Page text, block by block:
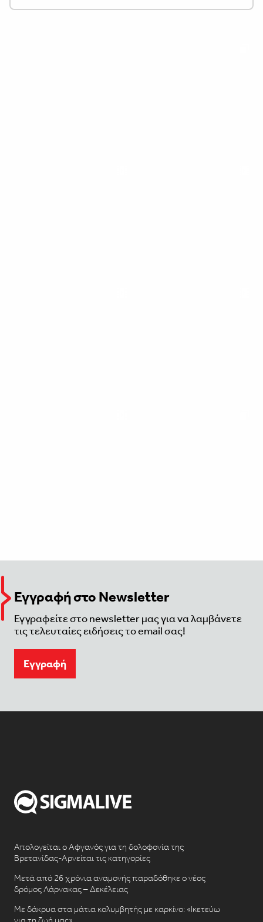
Εγγραφή στο Newsletter
Εγγραφείτε στο newsletter μας για να λαμβάνετε
τις τελευταίες ειδήσεις το email σας!
Eγγραφή
Απολογείται ο Αφγανός για τη δολοφονία της
Βρετανίδας-Αρνείται τις κατηγορίες
Μετά από 26 χρόνια αναμονής παραδόθηκε ο νέος
δρόμος Λάρνακας – Δεκέλειας
Με δάκρυα στα μάτια κολυμβητής με καρκίνο: «Ικετεύω